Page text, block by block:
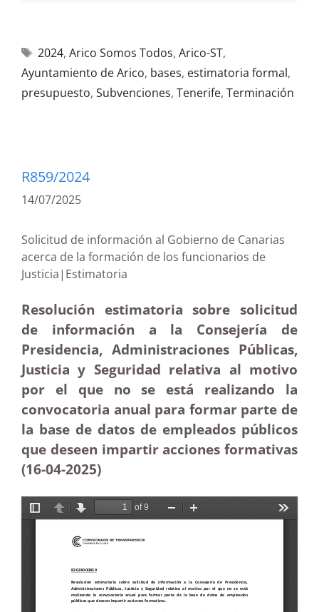
2024, Arico Somos Todos, Arico-ST,
Ayuntamiento de Arico, bases, estimatoria formal,
presupuesto, Subvenciones, Tenerife, Terminación
R859/2024
14/07/2025
Solicitud de información al Gobierno de Canarias
acerca de la formación de los funcionarios de
Justicia|Estimatoria
Resolución estimatoria sobre solicitud
de información a la Consejería de
Presidencia, Administraciones Públicas,
Justicia y Seguridad relativa al motivo
por el que no se está realizando la
convocatoria anual para formar parte de
la base de datos de empleados públicos
que deseen impartir acciones formativas
(16-04-2025)